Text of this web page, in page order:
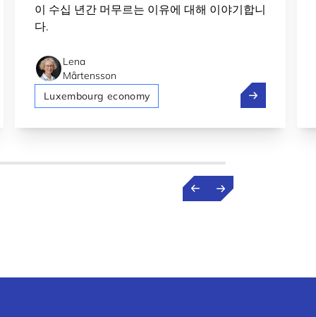
2nd most welcoming country for expats in 2026
이 수십 년간 머무르는 이유에 대해 이야기합니
다.
Lena
Mårtensson
Luxembourg economy
혁신 생태계에